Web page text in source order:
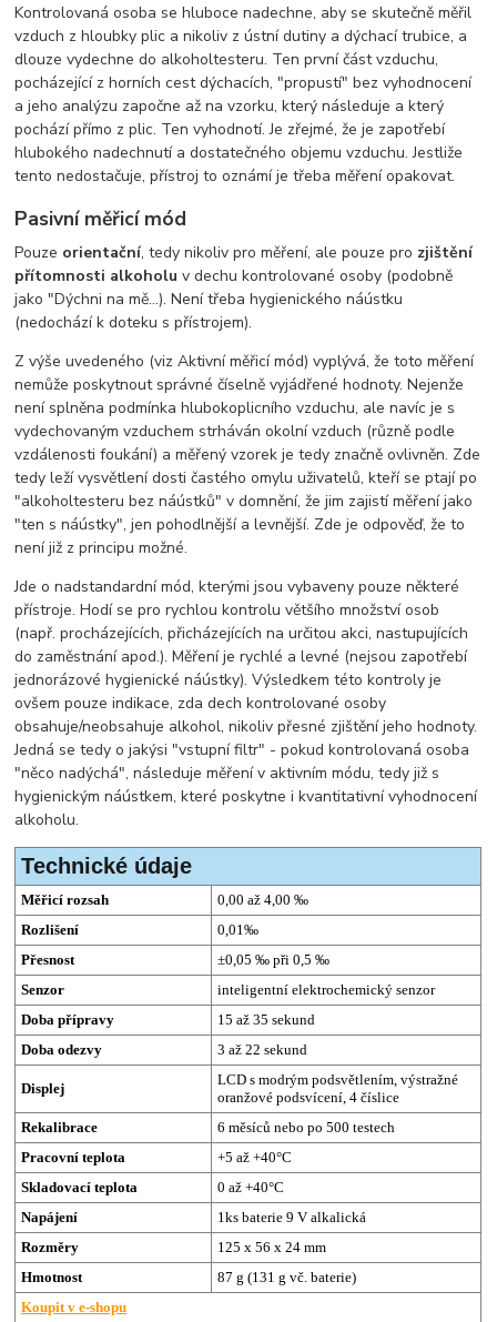
Kontrolovaná osoba se hluboce nadechne, aby se skutečně měřil
vzduch z hloubky plic a nikoliv z ústní dutiny a dýchací trubice, a
dlouze vydechne do alkoholtesteru. Ten první část vzduchu,
pocházející z horních cest dýchacích, "propustí" bez vyhodnocení
a jeho analýzu započne až na vzorku, který následuje a který
pochází přímo z plic. Ten vyhodnotí. Je zřejmé, že je zapotřebí
hlubokého nadechnutí a dostatečného objemu vzduchu. Jestliže
tento nedostačuje, přístroj to oznámí je třeba měření opakovat.
Pasivní měřicí mód
Pouze orientační, tedy nikoliv pro měření, ale pouze pro zjištění
přítomnosti alkoholu v dechu kontrolované osoby (podobně
jako "Dýchni na mě...). Není třeba hygienického náústku
(nedochází k doteku s přístrojem).
Z výše uvedeného (viz Aktivní měřicí mód) vyplývá, že toto měření
nemůže poskytnout správné číselně vyjádřené hodnoty. Nejenže
není splněna podmínka hlubokoplicního vzduchu, ale navíc je s
vydechovaným vzduchem strháván okolní vzduch (různě podle
vzdálenosti foukání) a měřený vzorek je tedy značně ovlivněn. Zde
tedy leží vysvětlení dosti častého omylu uživatelů, kteří se ptají po
"alkoholtesteru bez náústků" v domnění, že jim zajistí měření jako
"ten s náústky", jen pohodlnější a levnější. Zde je odpověď, že to
není již z principu možné.
Jde o nadstandardní mód, kterými jsou vybaveny pouze některé
přístroje. Hodí se pro rychlou kontrolu většího množství osob
(např. procházejících, přicházejících na určitou akci, nastupujících
do zaměstnání apod.). Měření je rychlé a levné (nejsou zapotřebí
jednorázové hygienické náústky). Výsledkem této kontroly je
ovšem pouze indikace, zda dech kontrolované osoby
obsahuje/neobsahuje alkohol, nikoliv přesné zjištění jeho hodnoty.
Jedná se tedy o jakýsi "vstupní filtr" - pokud kontrolovaná osoba
"něco nadýchá", následuje měření v aktivním módu, tedy již s
hygienickým náústkem, které poskytne i kvantitativní vyhodnocení
alkoholu.
Technické údaje
Měřicí rozsah
0,00 až 4,00 ‰
Rozlišení
0,01‰
Přesnost
±0,05 ‰ při 0,5 ‰
Senzor
inteligentní elektrochemický senzor
Doba přípravy
15 až 35 sekund
Doba odezvy
3 až 22 sekund
Displej
LCD s modrým podsvětlením, výstražné
oranžové podsvícení, 4 číslice
Rekalibrace
6 měsíců nebo po 500 testech
Pracovní teplota
+5 až +40°C
Skladovací teplota
0 až +40°C
Napájení
1ks baterie 9 V alkalická
Rozměry
125 x 56 x 24 mm
Hmotnost
87 g (131 g vč. baterie)
Koupit v e-shopu